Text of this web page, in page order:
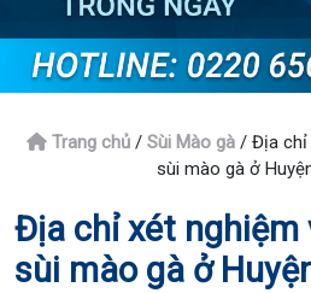
Trang chủ/ Sùi Mào gà/ Địa chỉ
sùi mào gà ở
Địa chỉ xét nghiệm
sùi mào gà ở